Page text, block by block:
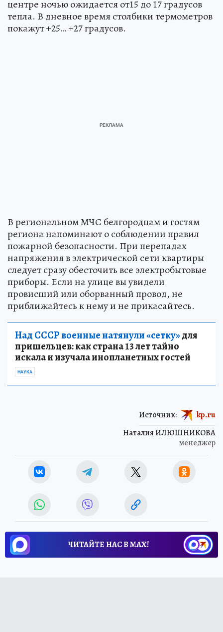
центре ночью ожидается от15 до 17 градусов
тепла. В дневное время столбики термометров
покажут +25… +27 градусов.
В региональном МЧС белгородцам и гостям
региона напоминают о соблюдении правил
пожарной безопасности. При перепадах
напряжения в электрической сети квартиры
следует сразу обесточить все электробытовые
приборы. Если на улице вы увидели
провисший или оборванный провод, не
приближайтесь к нему и не прикасайтесь.
Над СССР военные натянули «сетку»для
пришельцев: как страна 13 лет тайно
искала и изучала инопланетных гостей
НАУКА
Наталия ИЛЮШНИКОВА
менеджер
Источник: kp.ru
ЧИТАЙТЕ НАС В МАХ!